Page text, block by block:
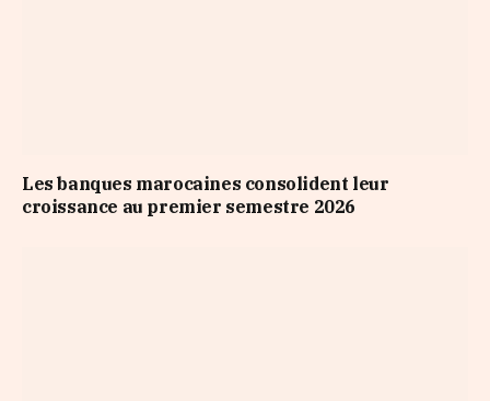
Les banques marocaines consolident leur
croissance au premier semestre 2026